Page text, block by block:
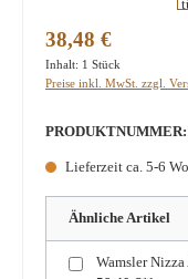
Regulärer Preis:
38,48 €
Inhalt: 1 Stück
Preise inkl. MwSt. zzgl.
PRODUKTNUMMER:
Lieferzeit ca. 5-6
Ähnliche Artikel
Wamsler